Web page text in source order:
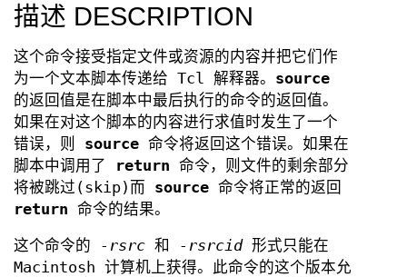
描述 DESCRIPTION
这个命令接受指定文件或资源的内容并把它们作
为一个文本脚本传递给 Tcl 解释器。 source
的返回值是在脚本中最后执行的命令的返回值。
如果在对这个脚本的内容进行求值时发生了一个
错误，则 source 命令将返回这个错误。如果在
脚本中调用了
return 命令，则文件的剩余部分
将被跳过(skip)而 source 命令将正常的返回
return 命令的结果。
这个命令的 -rsrc 和 -rsrcid形式只能在
Macintosh 计算机上获得。此命令的这个版本允